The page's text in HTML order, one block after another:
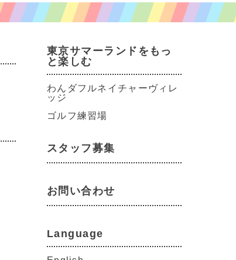
東京サマーランドをもっ
と楽しむ
わんダフルネイチャーヴィレ
ッジ
ゴルフ練習場
スタッフ募集
お問い合わせ
Language